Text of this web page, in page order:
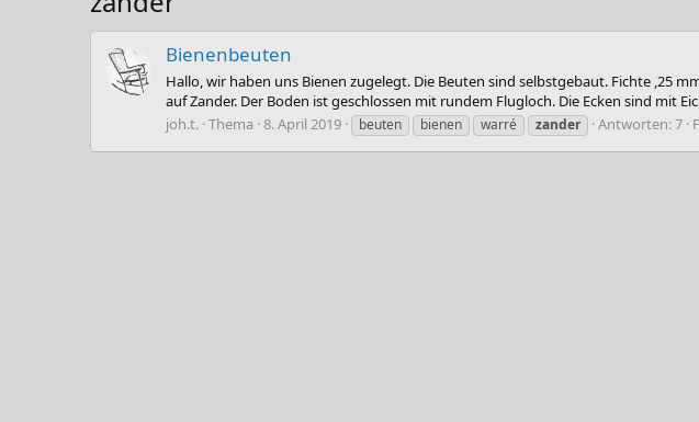
Bienenbeuten
Hallo, wir haben uns Bienen zugelegt. Die Beuten sind selbstgebaut. Fichte ,25
auf Zander. Der Boden ist geschlossen mit rundem Flugloch. Die Ecken sind mit
joh.t. Thema 8. April 2019 beuten bienen warré zander Antworten: 7